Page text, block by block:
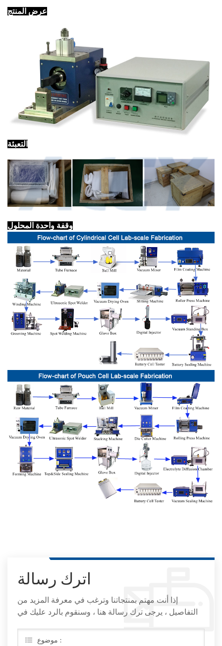
عرض المنتج
التعبئة
وقفة واحدة المحلول
اترك رسالة
إذا أنت مهتم بمنتجاتنا وترغب في معرفة المزيد من
التفاصيل ، يرجى ترك رسالة هنا ، وسنقوم بالرد عليك في
موضوع :